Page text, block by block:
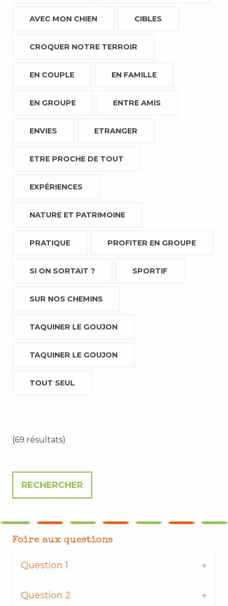
AVEC MON CHIEN CIBLES
CROQUER NOTRE TERROIR
EN COUPLE EN FAMILLE
EN GROUPE ENTRE AMIS
ENVIES ETRANGER
ETRE PROCHE DE TOUT
EXPÉRIENCES
NATURE ET PATRIMOINE
PRATIQUE PROFITER EN GROUPE
SI ON SORTAIT ? SPORTIF
SUR NOS CHEMINS
TAQUINER LE GOUJON
TAQUINER LE GOUJON
TOUT SEUL
(69 résultats)
Foire aux questions
Question 1
Question 2